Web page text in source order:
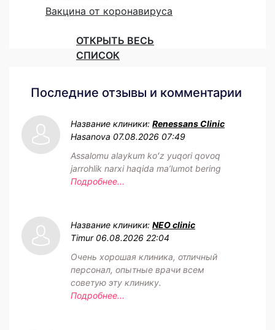
Вакцина от коронавируса
ОТКРЫТЬ ВЕСЬ
СПИСОК
Последние отзывы и комментарии
Название клиники: Renessans Clinic
Hasanova 07.08.2026 07:49
Assalomu alaykum koʻz yuqori qovoq
jarrohlik narxi haqida maʼlumot bering
Подробнее...
Название клиники: NEO clinic
Timur 06.08.2026 22:04
Очень хорошая клиника, отличный
персонал, опытные врачи всем
советую эту клинику.
Подробнее...